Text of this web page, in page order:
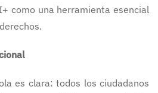
como una herramienta esencial
es clara: todos los ciudadanos